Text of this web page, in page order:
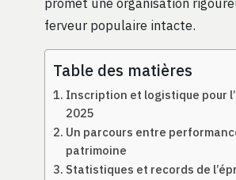
ferveur populaire intacte.
Table des matières
Inscription et logistique pour
2025
Un parcours entre
patrimoine
Statistiques et records de